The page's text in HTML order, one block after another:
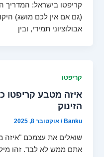
קריפטו בישראל:
(גם אם אין לכם מושג)
אבולוציוני תמידי, ובין
קריפטו
איזה מטבע קריפטו
הזינוק
Banku
/אוקטובר 8, 2025
שואלים את עצמכם "איזה
אתם ממש לא לבד. זהו